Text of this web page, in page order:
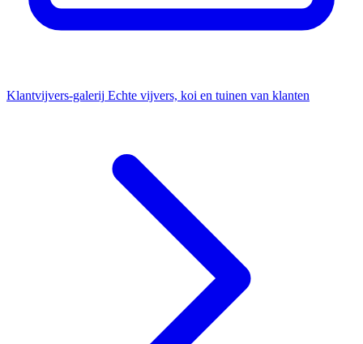
Klantvijvers-galerij Echte vijvers, koi en tuinen van klanten